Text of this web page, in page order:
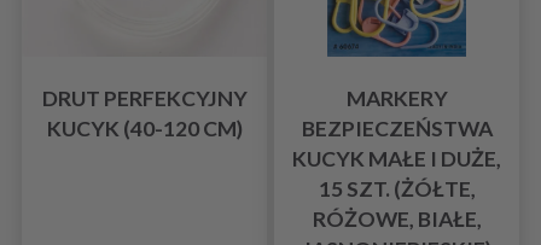
DRUT PERFEKCYJNY
KUCYK (40-120 CM)
MARKERY
BEZPIECZEŃSTWA
KUCYK MAŁE I DUŻE,
15 SZT. (ŻÓŁTE,
RÓŻOWE, BIAŁE,